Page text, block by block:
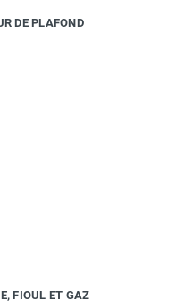
DE PLAFOND
FIOUL ET GAZ